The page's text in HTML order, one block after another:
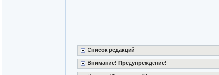
Список редакций
Внимание! Предупреждение!